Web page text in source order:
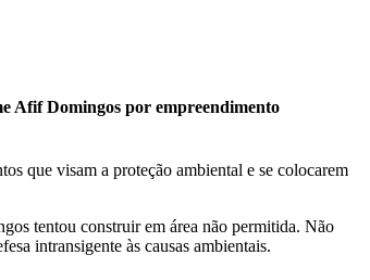
Afif Domingos por empreendimento
que visam a proteção ambiental e se colocarem
tentou construir em área não permitida. Não
intransigente às causas ambientais.